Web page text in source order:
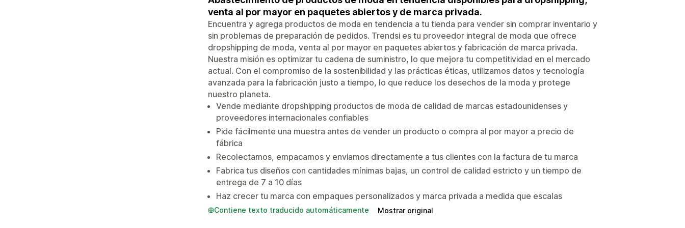
venta al por mayor en paquetes abiertos y de marca privada.
Encuentra y agrega productos de moda en tendencia a tu tienda para vender sin comprar inventario y
sin problemas de preparación de pedidos. Trendsi es tu proveedor integral de moda que ofrece
dropshipping de moda, venta al por mayor en paquetes abiertos y fabricación de marca privada.
Nuestra misión es optimizar tu cadena de suministro, lo que mejora tu competitividad en el mercado
actual. Con el compromiso de la sostenibilidad y las prácticas éticas, utilizamos datos y tecnología
avanzada para la fabricación justo a tiempo, lo que reduce los desechos de la moda y protege
nuestro planeta.
Vende mediante dropshipping productos de moda de calidad de marcas estadounidenses y
proveedores internacionales confiables
Pide fácilmente una muestra antes de vender un producto o compra al por mayor a precio de
fábrica
Recolectamos, empacamos y enviamos directamente a tus clientes con la factura de tu marca
Fabrica tus diseños con cantidades mínimas bajas, un control de calidad estricto y un tiempo de
entrega de 7 a 10 días
Haz crecer tu marca con empaques personalizados y marca privada a medida que escalas
Contiene texto traducido automáticamente Mostrar original